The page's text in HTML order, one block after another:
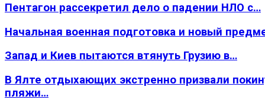
Пентагон рассекретил дело о падении НЛО с…
Начальная военная подготовка и новый
Запад и Киев пытаются втянуть Грузию в…
В Ялте отдыхающих экстренно призвали
пляжи…